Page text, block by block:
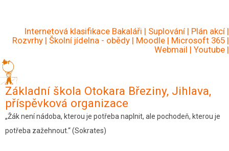
hlavnímuInternetová klasifikace Bakaláři | Suplování | Plán akcí |
Rozvrhy | Školní jídelna - obědy | Moodle | Microsoft 365 |
Webmail | Youtube |
Základní škola Otokara Březiny, Jihlava,
příspěvková organizace
„Žák není nádoba, kterou je potřeba naplnit, ale pochodeň, kterou je
potřeba zažehnout.“ (Sokrates)